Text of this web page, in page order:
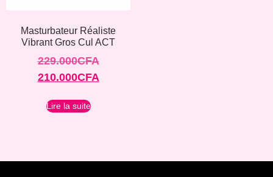
Masturbateur Réaliste
Vibrant Gros Cul ACT
229.000CFA
210.000CFA
Lire la suite